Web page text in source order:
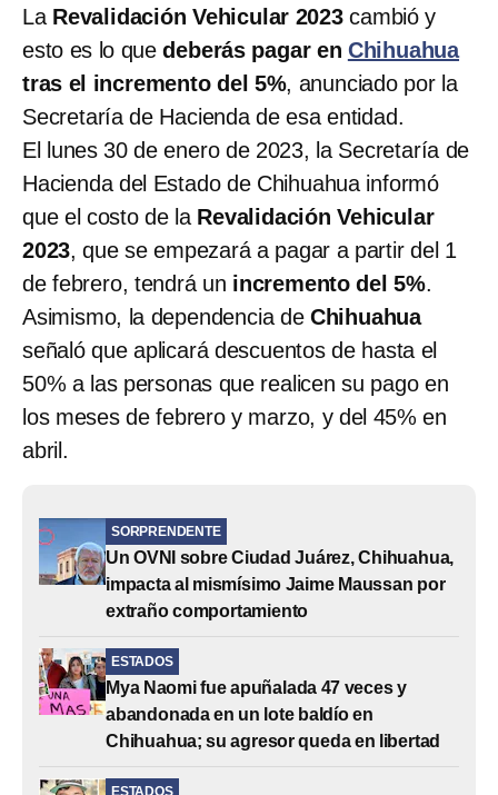
La Revalidación Vehicular 2023cambió y
esto es lo que deberás pagar en Chihuahua
tras el incremento del 5%, anunciado por la
Secretaría de Hacienda de esa entidad.
El lunes 30 de enero de 2023, la Secretaría de
Hacienda del Estado de Chihuahua informó
que el costo de la Revalidación Vehicular
2023, que se empezará a pagar a partir del 1
de febrero, tendrá un incremento del 5%.
Asimismo, la dependencia de Chihuahua
señaló que aplicará descuentos de hasta el
50% a las personas que realicen su pago en
los meses de febrero y marzo, y del 45% en
abril.
SORPRENDENTE
Un OVNI sobre Ciudad Juárez, Chihuahua,
impacta al mismísimo Jaime Maussan por
extraño comportamiento
ESTADOS
Mya Naomi fue apuñalada 47 veces y
abandonada en un lote baldío en
Chihuahua; su agresor queda en libertad
ESTADOS